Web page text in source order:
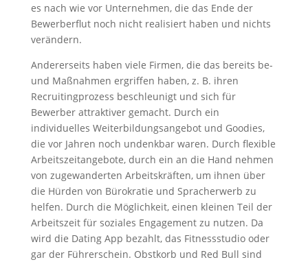
es nach wie vor Unternehmen, die das Ende der
Bewerberflut noch nicht realisiert haben und nichts
verändern.
Andererseits haben viele Firmen, die das bereits be-
und Maßnahmen ergriffen haben, z. B. ihren
Recruitingprozess beschleunigt und sich für
Bewerber attraktiver gemacht. Durch ein
individuelles Weiterbildungsangebot und Goodies,
die vor Jahren noch undenkbar waren. Durch flexible
Arbeitszeitangebote, durch ein an die Hand nehmen
von zugewanderten Arbeitskräften, um ihnen über
die Hürden von Bürokratie und Spracherwerb zu
helfen. Durch die Möglichkeit, einen kleinen Teil der
Arbeitszeit für soziales Engagement zu nutzen. Da
wird die Dating App bezahlt, das Fitnessstudio oder
gar der Führerschein. Obstkorb und Red Bull sind